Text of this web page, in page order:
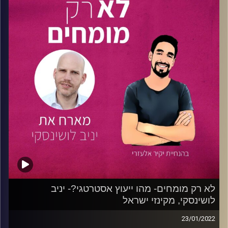
סטודנטית למנהל עסקים ויזמות שנה ב'
ומנהלת הקהילה של המומנטום.לינקדין של שקד
– עומר רוטשילד –
שותף מייסד בALLWASH- וסטודנט
16:37
רון ויסמונסקי –
שותף מייסד בKeep The Flame
וסטודנט למנהל עסקין ויזמות.
לינקדין של רון
– מיכל טל צור-
מנכ"לית YOPE וסטודנטית ליזמות
מדמ"ח.לינקדין של מיכל
34:22
–גיל הוד –בעלים, יזם ושותף במספר חברות
ופעילויות. חבר מועצות מנהלים ויו"ר ועדות ביקורת והשקעות
בחברות ציבוריות: קרן הפנסיה של חברת החשמל, קבוצת
BlueSquare וכן Polar .מומחה פיננסים וטכנולוגיה, בעל ניסיון
רב בניהול ואסטרטגיה. בעברו כיהן בין היתר כמנכ"ל הראל
פיננסים, יו"ר הראל קרנות נאמנות, סמנכ"ל פסגות ועוד. בוגר
ממר"ם ויחידות נוספות, סא"ל (במיל').
הלינקדין של גיל:לחצו כאן
לא רק מומחים- מהו ייעוץ אסטרטגי?- יניב
לושינסקי, מקינזי ישראל
23/01/2022